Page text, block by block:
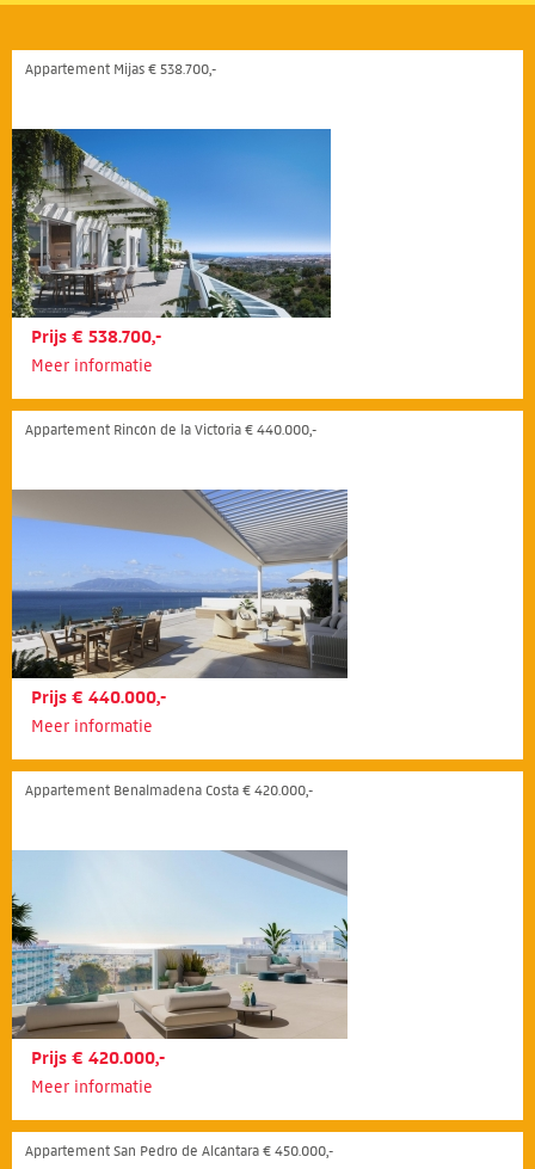
Appartement Mijas € 538.700,-
Prijs € 538.700,-
Meer informatie
Appartement Rincón de la Victoria € 440.000,-
Prijs € 440.000,-
Meer informatie
Appartement Benalmadena Costa € 420.000,-
Prijs € 420.000,-
Meer informatie
Appartement San Pedro de Alcántara € 450.000,-